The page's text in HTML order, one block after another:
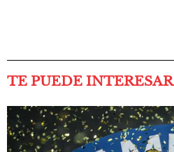
TE PUEDE INTERESAR